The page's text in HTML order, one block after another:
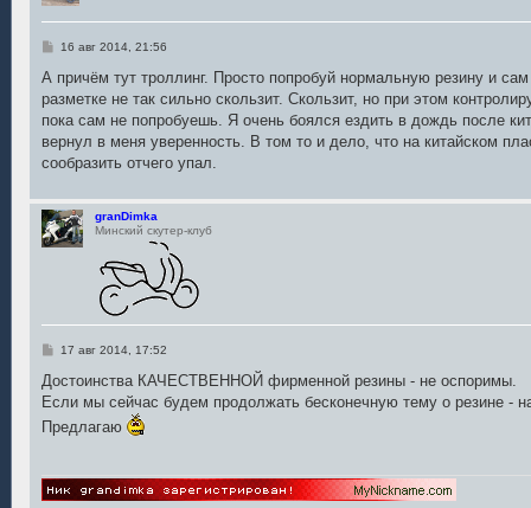
С
о
щ
е
и
е
16 авг 2014, 21:56
А причём тут троллинг. Просто попробуй нормальную резину и
разметке не так сильно скользит. Скользит, но при этом
пока сам не попробуешь. Я очень боялся ездить в дождь после
вернул в меня уверенность. В том то и дело, что на китайском
сообразить отчего упал.
granDimka
Минский скутер-клуб
С
о
щ
н
17 авг 2014, 17:52
Достоинства КАЧЕСТВЕННОЙ фирменной резины - не оспоримы.
Если мы сейчас будем продолжать бесконечную тему о резине -
Предлагаю